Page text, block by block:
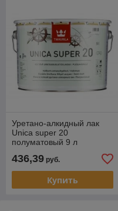
Уретано-алкидный лак
Unica super 20
полуматовый 9 л
436,39 руб.
Купить